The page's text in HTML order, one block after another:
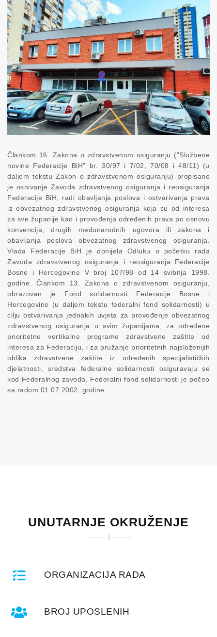
Člankom 16. Zakona o zdravstvenom osiguranju (”Službene
novine Federacije BiH” br. 30/97 i 7/02, 70/08 i 48/11) (u
daljem tekstu Zakon o zdravstvenom osiguranju) propisano
je osnivanje Zavoda zdravstvenog osiguranja i reosiguranja
Federacije BiH, radi obavljanja poslova i ostvarivanja prava
iz obvezatnog zdravstvenog osiguranja koja su od interesa
za sve županije kao i provođenja određenih prava po osnovu
konvencija, drugih međunarodnih ugovora ili zakona i
obavljanja poslova obvezatnog zdravstvenog osiguranja.
Vlada Federacije BiH je donijela Odluku o početku rada
Zavoda zdravstvenog osiguranja i reosiguranja Federacije
Bosne i Hercegovine V broj 107/98 od 14 svibnja 1998.
godine. Člankom 13. Zakona o zdravstvenom osiguranju,
obrazovan je Fond solidarnosti Federacije Bosne i
Hercegovine (u daljem tekstu federalni fond solidarnosti) u
cilju ostvarivanja jednakih uvjeta za provođenje obvezatnog
zdravstvenog osiguranja u svim županijama, za određene
prioritetne vertikalne programe zdravstvene zaštite od
interesa za Federaciju, i za pružanje prioritetnih najsloženijih
oblika zdravstvene zaštite iz određenih specijalističkih
djelatnosti, sredstva federalne solidarnosti osiguravaju se
kod Federalnog zavoda. Federalni fond solidarnosti je počeo
sa radom 01.07.2002. godine.
UNUTARNJE OKRUŽENJE
ORGANIZACIJA RADA
BROJ UPOSLENIH